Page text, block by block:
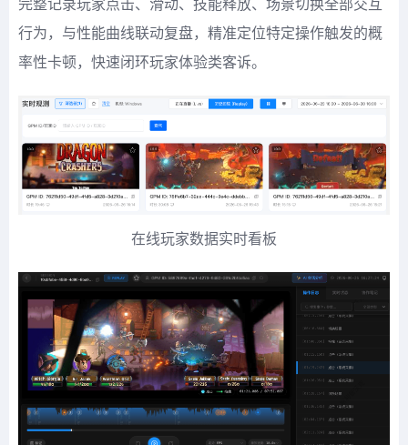
完整记录玩家点击、滑动、技能释放、场景切换全部交互
行为，与性能曲线联动复盘，精准定位特定操作触发的概
率性卡顿，快速闭环玩家体验类客诉。
在线玩家数据实时看板